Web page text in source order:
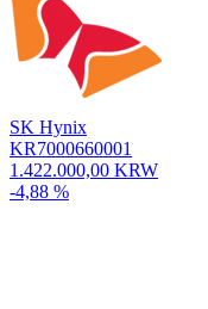
SK Hynix
KR7000660001
1.422.000,00 KRW
-4,88 %